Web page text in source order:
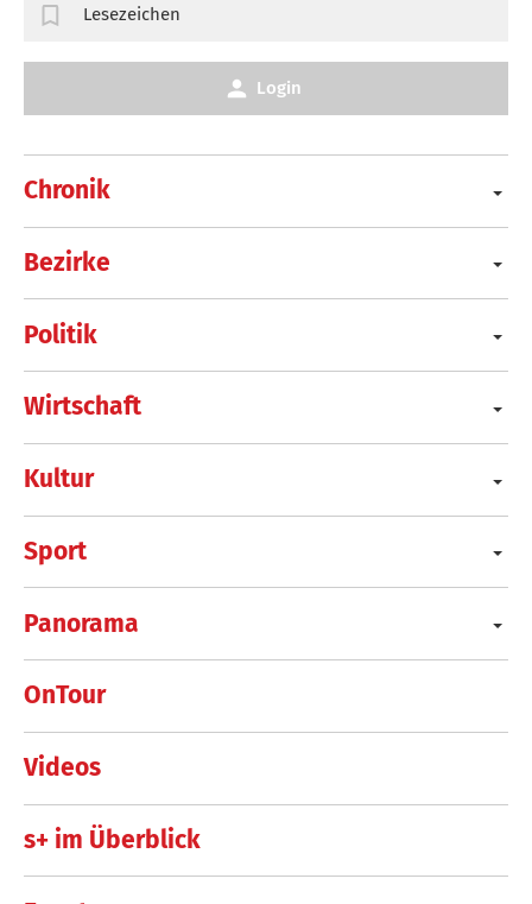
Chronik
Bezirke
Politik
Wirtschaft
Kultur
Sport
Panorama
OnTour
Videos
s+ im Überblick
Lesezeichen
Login